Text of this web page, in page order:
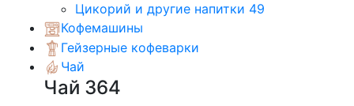
Цикорий и другие напитки 49
Кофемашины
Гейзерные кофеварки
Чай
Чай 364